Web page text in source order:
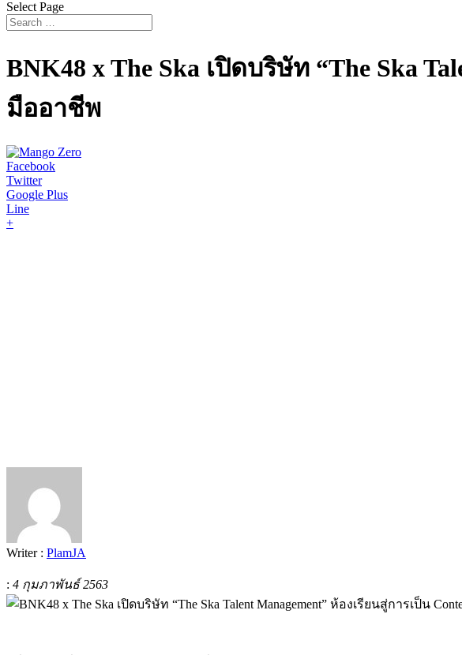
Select Page
BNK48 x The Ska เปิดบริษัท “The Ska
มืออาชีพ
Facebook
Twitter
Google Plus
Line
+
Writer : PlamJA
: 4 กุมภาพันธ์ 2563